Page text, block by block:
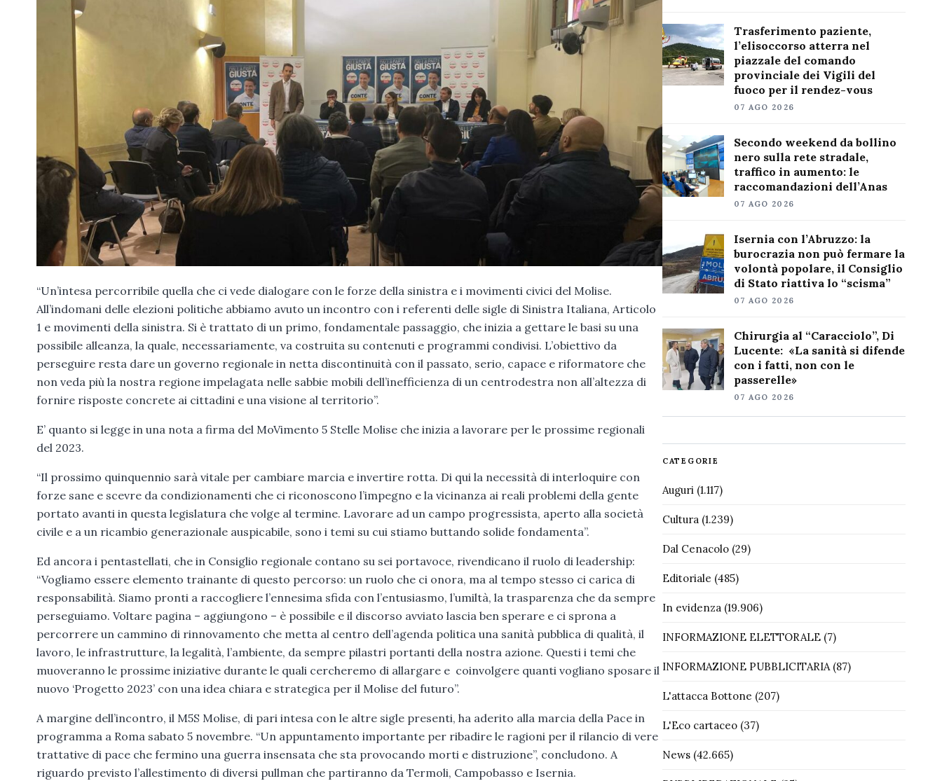
“Un’intesa percorribile quella che ci vede dialogare con le forze della sinistra e i movimenti civici del Molise.
All’indomani delle elezioni politiche abbiamo avuto un incontro con i referenti delle sigle di Sinistra Italiana, Articolo
1 e movimenti della sinistra. Si è trattato di un primo, fondamentale passaggio, che inizia a gettare le basi su una
possibile alleanza, la quale, necessariamente, va costruita su contenuti e programmi condivisi. L’obiettivo da
perseguire resta dare un governo regionale in netta discontinuità con il passato, serio, capace e riformatore che
non veda più la nostra regione impelagata nelle sabbie mobili dell’inefficienza di un centrodestra non all’altezza di
fornire risposte concrete ai cittadini e una visione al territorio”.
E’ quanto si legge in una nota a firma del MoVimento 5 Stelle Molise che inizia a lavorare per le prossime regionali
del 2023.
“Il prossimo quinquennio sarà vitale per cambiare marcia e invertire rotta. Di qui la necessità di interloquire con
forze sane e scevre da condizionamenti che ci riconoscono l’impegno e la vicinanza ai reali problemi della gente
portato avanti in questa legislatura che volge al termine. Lavorare ad un campo progressista, aperto alla società
civile e a un ricambio generazionale auspicabile, sono i temi su cui stiamo buttando solide fondamenta”.
Ed ancora i pentastellati, che in Consiglio regionale contano su sei portavoce, rivendicano il ruolo di leadership:
“Vogliamo essere elemento trainante di questo percorso: un ruolo che ci onora, ma al tempo stesso ci carica di
responsabilità. Siamo pronti a raccogliere l’ennesima sfida con l’entusiasmo, l’umiltà, la trasparenza che da sempre
perseguiamo. Voltare pagina – aggiungono – è possibile e il discorso avviato lascia ben sperare e ci sprona a
percorrere un cammino di rinnovamento che metta al centro dell’agenda politica una sanità pubblica di qualità, il
lavoro, le infrastrutture, la legalità, l’ambiente, da sempre pilastri portanti della nostra azione. Questi i temi che
muoveranno le prossime iniziative durante le quali cercheremo di allargare e coinvolgere quanti vogliano sposare il
nuovo ‘Progetto 2023’ con una idea chiara e strategica per il Molise del futuro”.
A margine dell’incontro, il M5S Molise, di pari intesa con le altre sigle presenti, ha aderito alla marcia della Pace in
programma a Roma sabato 5 novembre. “Un appuntamento importante per ribadire le ragioni per il rilancio di vere
trattative di pace che fermino una guerra insensata che sta provocando morti e distruzione”, concludono. A
riguardo previsto l’allestimento di diversi pullman che partiranno da Termoli, Campobasso e Isernia.
Trasferimento paziente,
l’elisoccorso atterra nel
piazzale del comando
provinciale dei Vigili del
fuoco per il rendez-vous
07 AGO 2026
Secondo weekend da bollino
nero sulla rete stradale,
traffico in aumento: le
raccomandazioni dell’Anas
07 AGO 2026
Isernia con l’Abruzzo: la
burocrazia non può fermare la
volontà popolare, il Consiglio
di Stato riattiva lo “scisma”
07 AGO 2026
Chirurgia al “Caracciolo”, Di
Lucente: «La sanità si difende
con i fatti, non con le
passerelle»
07 AGO 2026
CATEGORIE
Auguri(1.117)
Cultura(1.239)
Dal Cenacolo(29)
Editoriale (485)
In evidenza(19.906)
INFORMAZIONE ELETTORALE(7)
INFORMAZIONE PUBBLICITARIA(87)
L'attacca Bottone (207)
L'Eco cartaceo(37)
News(42.665)